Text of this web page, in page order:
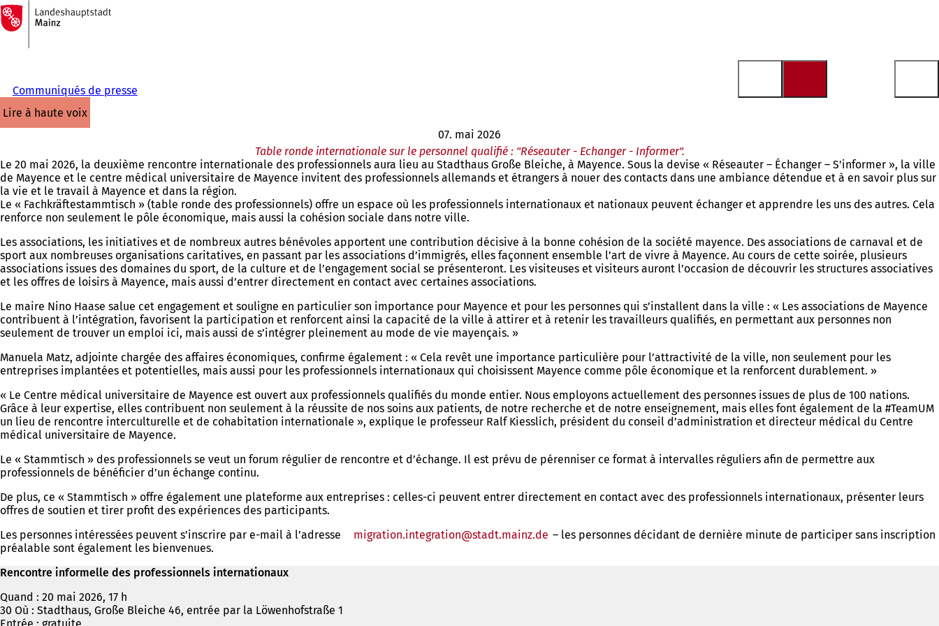
Accéder au contenu
Vers
la
page
d'accueil
Communiqués de presse
lire à haute voix
07. mai 2026
Table ronde internationale sur le personnel qualifié : "Réseauter - Echanger - Informer".
Le 20 mai 2026, la deuxième rencontre internationale des professionnels aura lieu au Stadthaus Große Bleiche, à Mayence. Sous la devise « Réseauter – Échanger – S'informer », la ville
de Mayence et le centre médical universitaire de Mayence invitent des professionnels allemands et étrangers à nouer des contacts dans une ambiance détendue et à en savoir plus sur
la vie et le travail à Mayence et dans la région.
Le « Fachkräftestammtisch » (table ronde des professionnels) offre un espace où les professionnels internationaux et nationaux peuvent échanger et apprendre les uns des autres. Cela
renforce non seulement le pôle économique, mais aussi la cohésion sociale dans notre ville.
Les associations, les initiatives et de nombreux autres bénévoles apportent une contribution décisive à la bonne cohésion de la société mayence. Des associations de carnaval et de
sport aux nombreuses organisations caritatives, en passant par les associations d’immigrés, elles façonnent ensemble l’art de vivre à Mayence. Au cours de cette soirée, plusieurs
associations issues des domaines du sport, de la culture et de l’engagement social se présenteront. Les visiteuses et visiteurs auront l’occasion de découvrir les structures associatives
et les offres de loisirs à Mayence, mais aussi d’entrer directement en contact avec certaines associations.
Le maire Nino Haase salue cet engagement et souligne en particulier son importance pour Mayence et pour les personnes qui s’installent dans la ville : « Les associations de Mayence
contribuent à l’intégration, favorisent la participation et renforcent ainsi la capacité de la ville à attirer et à retenir les travailleurs qualifiés, en permettant aux personnes non
seulement de trouver un emploi ici, mais aussi de s’intégrer pleinement au mode de vie mayençais. »
Manuela Matz, adjointe chargée des affaires économiques, confirme également : « Cela revêt une importance particulière pour l’attractivité de la ville, non seulement pour les
entreprises implantées et potentielles, mais aussi pour les professionnels internationaux qui choisissent Mayence comme pôle économique et la renforcent durablement. »
« Le Centre médical universitaire de Mayence est ouvert aux professionnels qualifiés du monde entier. Nous employons actuellement des personnes issues de plus de 100 nations.
Grâce à leur expertise, elles contribuent non seulement à la réussite de nos soins aux patients, de notre recherche et de notre enseignement, mais elles font également de la #TeamUM
un lieu de rencontre interculturelle et de cohabitation internationale », explique le professeur Ralf Kiesslich, président du conseil d’administration et directeur médical du Centre
médical universitaire de Mayence.
Le « Stammtisch » des professionnels se veut un forum régulier de rencontre et d’échange. Il est prévu de pérenniser ce format à intervalles réguliers afin de permettre aux
professionnels de bénéficier d’un échange continu.
De plus, ce « Stammtisch » offre également une plateforme aux entreprises : celles-ci peuvent entrer directement en contact avec des professionnels internationaux, présenter leurs
offres de soutien et tirer profit des expériences des participants.
Les personnes intéressées peuvent s’inscrire par e-mail à l’adresse
migration.integration stadt.mainz de – les personnes décidant de dernière minute de participer sans inscription
préalable sont également les bienvenues.
Rencontre informelle des professionnels internationaux
Quand : 20 mai 2026, 17 h
30 Où : Stadthaus, Große Bleiche 46, entrée par la Löwenhofstraße 1